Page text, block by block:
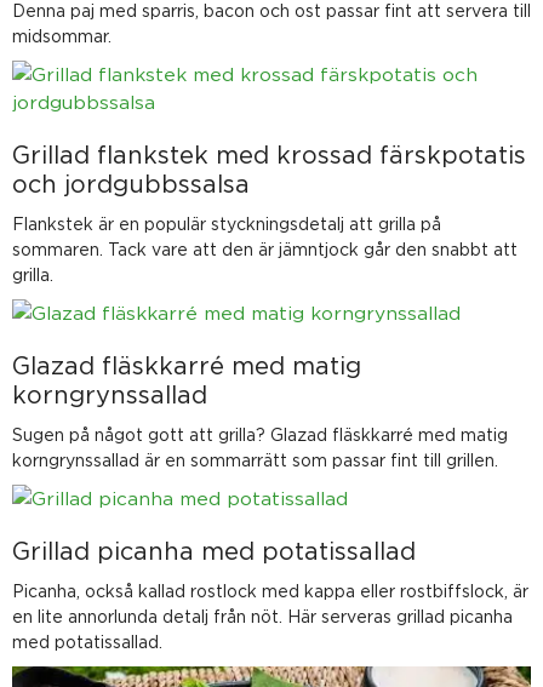
Denna paj med sparris, bacon och ost passar fint att servera till
midsommar.
Grillad flankstek med krossad färskpotatis
och jordgubbssalsa
Flankstek är en populär styckningsdetalj att grilla på
sommaren. Tack vare att den är jämntjock går den snabbt att
grilla.
Glazad fläskkarré med matig
korngrynssallad
Sugen på något gott att grilla? Glazad fläskkarré med matig
korngrynssallad är en sommarrätt som passar fint till grillen.
Grillad picanha med potatissallad
Picanha, också kallad rostlock med kappa eller rostbiffslock, är
en lite annorlunda detalj från nöt. Här serveras grillad picanha
med potatissallad.